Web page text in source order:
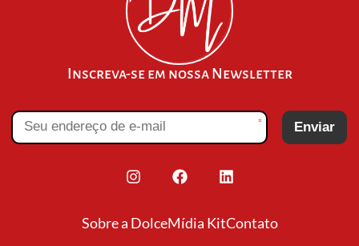
Inscreva-se em nossa Newsletter
* Enviar
Sobre a DolceMídia KitContato